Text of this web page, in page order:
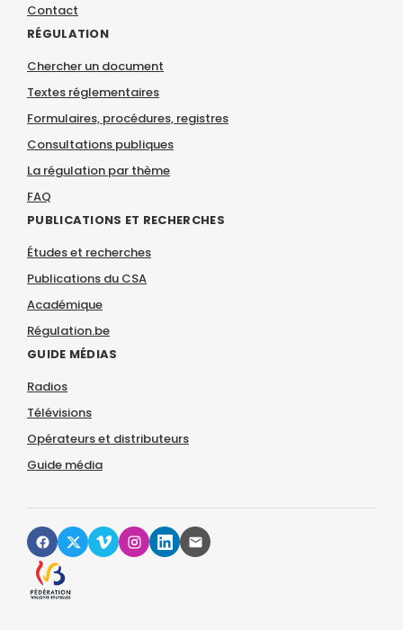
Contact
RÉGULATION
Chercher un document
Textes réglementaires
Formulaires, procédures, registres
Consultations publiques
La régulation par thème
FAQ
PUBLICATIONS ET RECHERCHES
Études et recherches
Publications du CSA
Académique
Régulation.be
GUIDE MÉDIAS
Radios
Télévisions
Opérateurs et distributeurs
Guide média